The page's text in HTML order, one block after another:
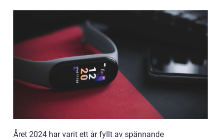
Året 2024 har varit ett år fyllt av spännande